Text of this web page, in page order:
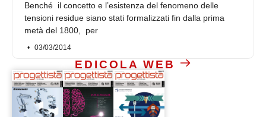
Benché il concetto e l’esistenza del fenomeno delle
tensioni residue siano stati formalizzati fin dalla prima
metà del 1800, per
03/03/2014
EDICOLA WEB